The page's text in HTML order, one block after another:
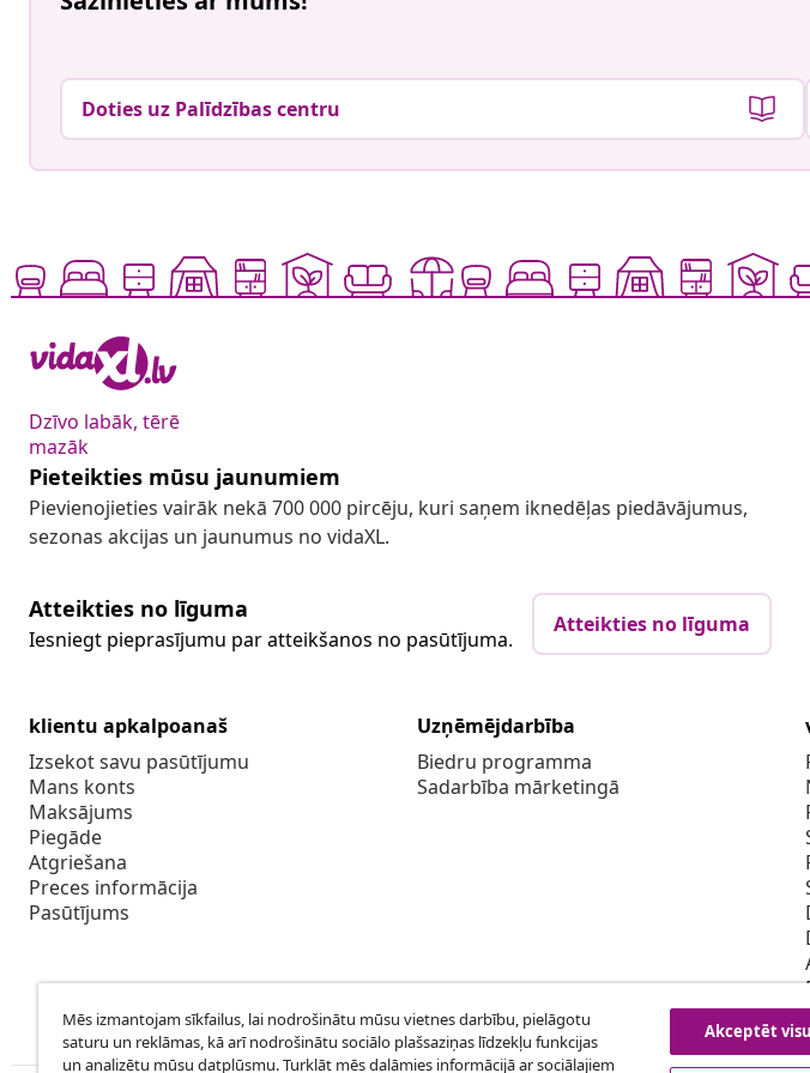
Doties uz Palīdzības centru
Dzīvo labāk, tērē
mazāk
Pieteikties mūsu jaunumiem
Pievienojieties vairāk nekā 700 000 pircēju, kuri saņem iknedēļas piedāvājumus,
sezonas akcijas un jaunumus no vidaXL.
Atteikties no līguma
Iesniegt pieprasījumu par atteikšanos no pasūtījuma.
Atteikties no līguma
klientu apkalpoanaš
Izsekot savu pasūtījumu
Mans konts
Maksājums
Piegāde
Atgriešana
Preces informācija
Pasūtījums
Uzņēmējdarbība
Biedru programma
Sadarbība mārketingā
Mēs izmantojam sīkfailus, lai nodrošinātu mūsu vietnes darbību, pielāgotu
saturu un reklāmas, kā arī nodrošinātu sociālo plašsaziņas līdzekļu funkcijas
un analizētu mūsu datplūsmu. Turklāt mēs dalāmies informācijā ar sociālajiem
Akceptēt